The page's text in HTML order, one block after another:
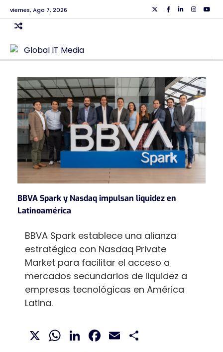
Skip
to
content
viernes, Ago 7, 2026 TwiiterFacebook
Linkedin
BBVA Spark y Nasdaq impulsan liquidez en
Latinoamérica
X WhatsApp
LinkedIn
Facebook
Email
BBVA Spark establece una alianza
estratégica con Nasdaq Private
Market para facilitar el acceso a
mercados secundarios de liquidez a
empresas tecnológicas en América
Latina.